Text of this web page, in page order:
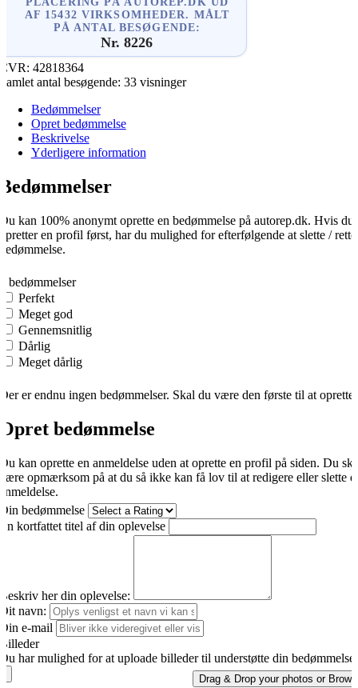
AF 15432 VIRKSOMHEDER. MÅLT
PÅ ANTAL BESØGENDE:
Nr. 8226
42818364
antal besøgende: 33 visninger
Bedømmelser
Opret bedømmelse
Beskrivelse
Yderligere information
kan 100% anonymt oprette en bedømmelse på autorep.dk. Hvis du
en profil først, har du mulighed for efterfølgende at slette /
bedømmelser
Perfekt
Meget god
Gennemsnitlig
Dårlig
Meget dårlig
er endnu ingen bedømmelser. Skal du være den første til at oprette
bedømmelse
kan oprette en anmeldelse uden at oprette en profil på siden. Du
opmærksom på at du så ikke kan få lov til at redigere eller slette
bedømmelse
kortfattet titel af din oplevelse
her din oplevelse:
navn:
e-mail
har mulighed for at uploade billeder til understøtte din bedømmelse.
Drag & Drop your photos or